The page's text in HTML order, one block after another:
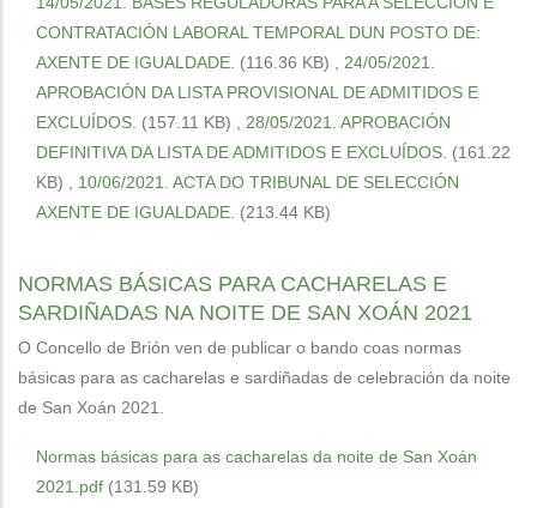
CONTRATACIÓN LABORAL TEMPORAL DUN POSTO DE:
AXENTE DE IGUALDADE. (116.36 KB)
24/05/2021.
APROBACIÓN DA LISTA PROVISIONAL DE ADMITIDOS E
EXCLUÍDOS. (157.11 KB)
28/05/2021. APROBACIÓN
DEFINITIVA DA LISTA DE ADMITIDOS E EXCLUÍDOS. (161.22
KB)
10/06/2021. ACTA DO TRIBUNAL DE SELECCIÓN
AXENTE DE IGUALDADE. (213.44 KB)
NORMAS BÁSICAS PARA CACHARELAS E
SARDIÑADAS NA NOITE DE SAN XOÁN 2021
O Concello de Brión ven de publicar o bando coas normas
básicas para as cacharelas e sardiñadas de celebración da noite
de San Xoán 2021.
Normas básicas para as cacharelas da noite de San Xoán
2021.pdf (131.59 KB)